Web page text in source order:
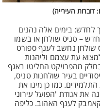
דוברות העירייה)
לחדש: בימים אלה נהנים
– טניס שולחן או בשמו
שולחן נחשב לענף ספורט
עת עצמם וליהנות
מהפרויקט החליטו באגף
בעיר שולחנות טניס,
כמו כן מינו את
את אגודת 'הפועל עירוני
לענף האהוב. כליפה